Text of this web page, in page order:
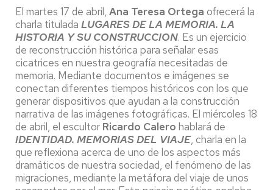
El martes 17 de abril, Ana Teresa Ortega ofrecerá la
charla titulada LUGARES DE LA MEMORIA. LA
HISTORIA Y SU CONSTRUCCION. Es un ejercicio
de reconstrucción histórica para señalar esas
cicatrices en nuestra geografía necesitadas de
memoria. Mediante documentos e imágenes se
conectan diferentes tiempos históricos con los que
generar dispositivos que ayudan a la construcción
narrativa de las imágenes fotográficas. El miércoles 18
de abril, el escultor Ricardo Calero hablará de
IDENTIDAD. MEMORIAS DEL VIAJE, charla en la
que reflexiona acerca de uno de los aspectos más
dramáticos de nuestra sociedad, el fenómeno de las
migraciones, mediante la metáfora del viaje de unos